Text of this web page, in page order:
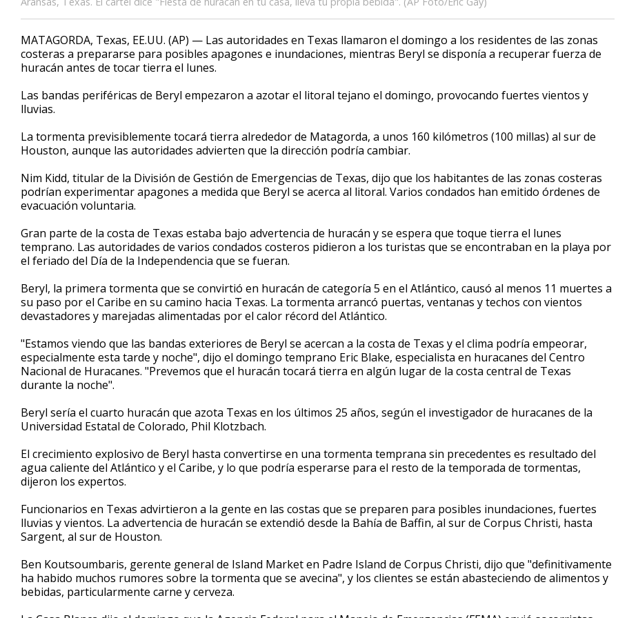
MATAGORDA, Texas, EE.UU. (AP) — Las autoridades en Texas llamaron el domingo a los residentes de las zonas
costeras a prepararse para posibles apagones e inundaciones, mientras Beryl se disponía a recuperar fuerza de
huracán antes de tocar tierra el lunes.
Las bandas periféricas de Beryl empezaron a azotar el litoral tejano el domingo, provocando fuertes vientos y
lluvias.
La tormenta previsiblemente tocará tierra alrededor de Matagorda, a unos 160 kilómetros (100 millas) al sur de
Houston, aunque las autoridades advierten que la dirección podría cambiar.
Nim Kidd, titular de la División de Gestión de Emergencias de Texas, dijo que los habitantes de las zonas costeras
podrían experimentar apagones a medida que Beryl se acerca al litoral. Varios condados han emitido órdenes de
evacuación voluntaria.
Gran parte de la costa de Texas estaba bajo advertencia de huracán y se espera que toque tierra el lunes
temprano. Las autoridades de varios condados costeros pidieron a los turistas que se encontraban en la playa por
el feriado del Día de la Independencia que se fueran.
Beryl, la primera tormenta que se convirtió en huracán de categoría 5 en el Atlántico, causó al menos 11 muertes a
su paso por el Caribe en su camino hacia Texas. La tormenta arrancó puertas, ventanas y techos con vientos
devastadores y marejadas alimentadas por el calor récord del Atlántico.
"Estamos viendo que las bandas exteriores de Beryl se acercan a la costa de Texas y el clima podría empeorar,
especialmente esta tarde y noche", dijo el domingo temprano Eric Blake, especialista en huracanes del Centro
Nacional de Huracanes. "Prevemos que el huracán tocará tierra en algún lugar de la costa central de Texas
durante la noche".
Beryl sería el cuarto huracán que azota Texas en los últimos 25 años, según el investigador de huracanes de la
Universidad Estatal de Colorado, Phil Klotzbach.
El crecimiento explosivo de Beryl hasta convertirse en una tormenta temprana sin precedentes es resultado del
agua caliente del Atlántico y el Caribe, y lo que podría esperarse para el resto de la temporada de tormentas,
dijeron los expertos.
Funcionarios en Texas advirtieron a la gente en las costas que se preparen para posibles inundaciones, fuertes
lluvias y vientos. La advertencia de huracán se extendió desde la Bahía de Baffin, al sur de Corpus Christi, hasta
Sargent, al sur de Houston.
Ben Koutsoumbaris, gerente general de Island Market en Padre Island de Corpus Christi, dijo que "definitivamente
ha habido muchos rumores sobre la tormenta que se avecina", y los clientes se están abasteciendo de alimentos y
bebidas, particularmente carne y cerveza.